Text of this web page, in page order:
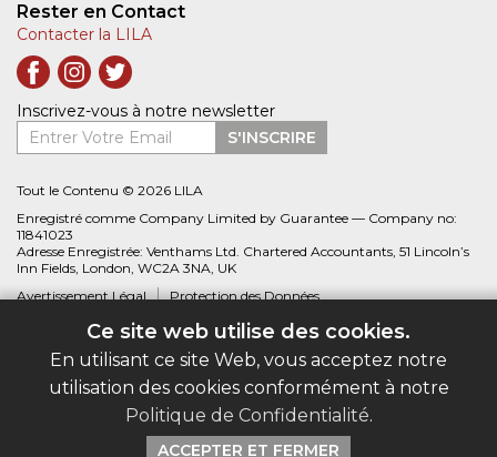
Ce site web utilise des cookies.
En utilisant ce site Web, vous acceptez notre
utilisation des cookies conformément à notre
Politique de Confidentialité.
ACCEPTER ET FERMER
Rester en Contact
Contacter la LILA
Inscrivez-vous à notre newsletter
Entrer Votre Email
S'INSCRIRE
Tout le Contenu © 2026 LILA
Enregistré comme Company Limited by Guarantee — Company no:
11841023
Adresse Enregistrée: Venthams Ltd. Chartered Accountants, 51 Lincoln’s
Inn Fields, London, WC2A 3NA, UK
Avertissement Légal
Protection des Données